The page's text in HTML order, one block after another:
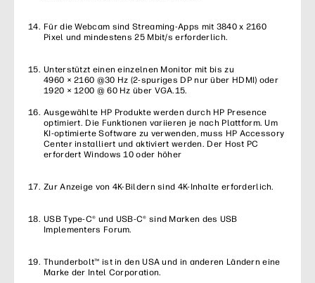
Für die Webcam sind Streaming-Apps mit 3840 x 2160
Pixel und mindestens 25 Mbit/s erforderlich.
Unterstützt einen einzelnen Monitor mit bis zu
4960 × 2160 @30 Hz (2-spuriges DP nur über HDMI) oder
1920 × 1200 @ 60 Hz über VGA.15.
Ausgewählte HP Produkte werden durch HP Presence
optimiert. Die Funktionen variieren je nach Plattform. Um
KI-optimierte Software zu verwenden, muss HP Accessory
Center installiert und aktiviert werden. Der Host PC
erfordert Windows 10 oder höher
Zur Anzeige von 4K-Bildern sind 4K-Inhalte erforderlich.
USB Type-C® und USB-C® sind Marken des USB
Implementers Forum.
Thunderbolt™ ist in den USA und in anderen Ländern eine
Marke der Intel Corporation.